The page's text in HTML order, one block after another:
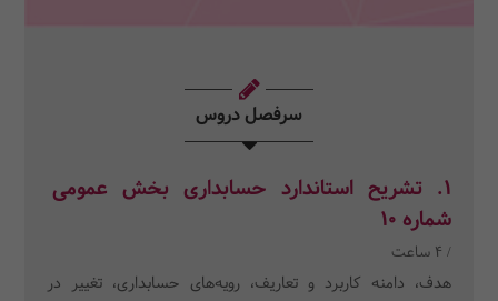
سرفصل دروس
1. تشریح استاندارد حسابداری بخش عمومی
شماره 10
/ 4 ساعت
هدف، دامنه کاربرد و تعاریف، رویه‌های حسابداری، تغییر در